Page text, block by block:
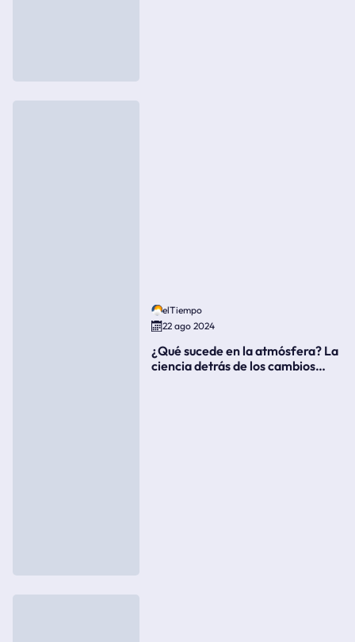
elTiempo
22 ago 2024
¿Qué sucede en la atmósfera? La
ciencia detrás de los cambios